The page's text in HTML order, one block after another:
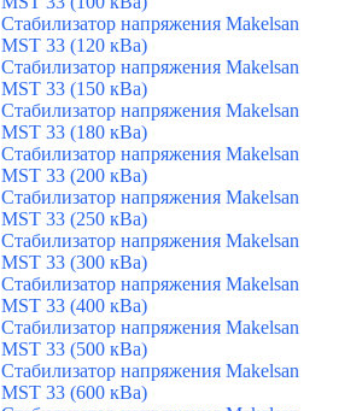
Стабилизатор напряжения Makelsan
MST 33 (120 кВа)
Стабилизатор напряжения Makelsan
MST 33 (150 кВа)
Стабилизатор напряжения Makelsan
MST 33 (180 кВа)
Стабилизатор напряжения Makelsan
MST 33 (200 кВа)
Стабилизатор напряжения Makelsan
MST 33 (250 кВа)
Стабилизатор напряжения Makelsan
MST 33 (300 кВа)
Стабилизатор напряжения Makelsan
MST 33 (400 кВа)
Стабилизатор напряжения Makelsan
MST 33 (500 кВа)
Стабилизатор напряжения Makelsan
MST 33 (600 кВа)